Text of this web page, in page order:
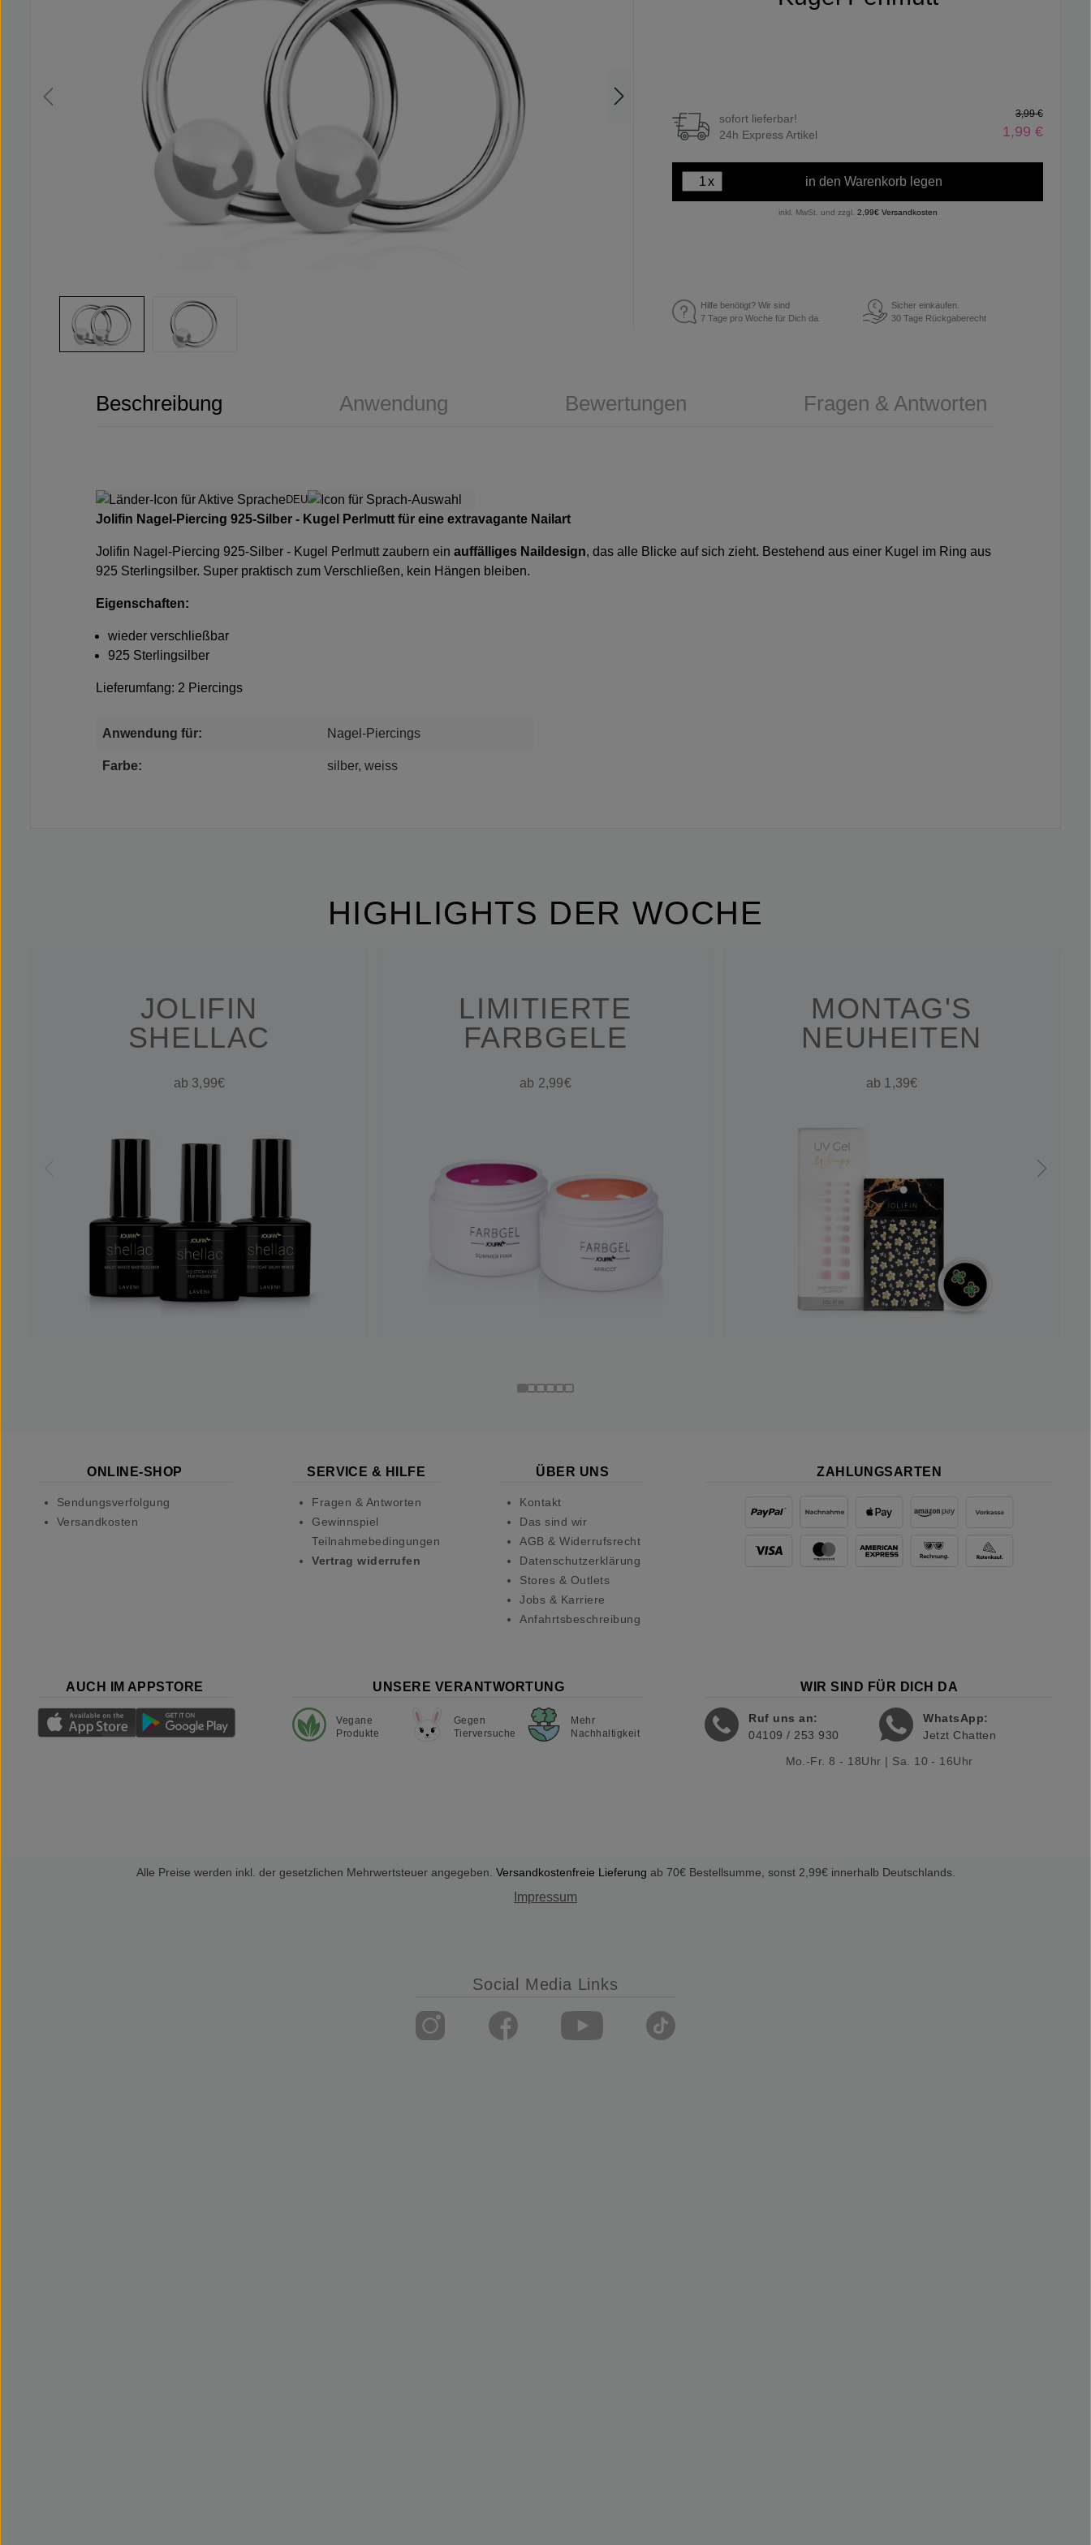
sofort lieferbar!
24h Express Artikel
1,99 €
3,99 €
x in den Warenkorb legen
inkl. MwSt. und zzgl. 2,99€ Versandkosten
Hilfe benötigt? Wir sind
7 Tage pro Woche für Dich da.
€
Sicher einkaufen.
30 Tage Rückgaberecht
Beschreibung Anwendung Bewertungen Fragen & Antworten
DEU
Jolifin Nagel-Piercing 925-Silber - Kugel Perlmutt für eine extravagante Nailart
Jolifin Nagel-Piercing 925-Silber - Kugel Perlmutt zaubern ein auffälliges Naildesign, das alle Blicke auf sich zieht. Bestehend aus einer Kugel im Ring aus
925 Sterlingsilber. Super praktisch zum Verschließen, kein Hängen bleiben.
Eigenschaften:
wieder verschließbar
925 Sterlingsilber
Lieferumfang: 2 Piercings
Anwendung für: Nagel-Piercings
Farbe: silber, weiss
HIGHLIGHTS DER WOCHE
JOLIFIN
SHELLAC
ab 3,99€
LIMITIERTE
FARBGELE
ab 2,99€
MONTAG'S
NEUHEITEN
ab 1,39€
ONLINE-SHOP
Sendungsverfolgung
Versandkosten
SERVICE & HILFE
Fragen & Antworten
Gewinnspiel
Teilnahmebedingungen
Vertrag widerrufen
ÜBER UNS
Kontakt
Das sind wir
AGB & Widerrufsrecht
Datenschutzerklärung
Stores & Outlets
Jobs & Karriere
Anfahrtsbeschreibung
ZAHLUNGSARTEN
AUCH IM APPSTORE UNSERE VERANTWORTUNG
Vegane
Produkte
Gegen
Tierversuche
Mehr
Nachhaltigkeit
WIR SIND FÜR DICH DA
Ruf uns an:
04109 / 253 930
WhatsApp:
Jetzt Chatten
Mo.-Fr. 8 - 18Uhr | Sa. 10 - 16Uhr
Alle Preise werden inkl. der gesetzlichen Mehrwertsteuer angegeben. Versandkostenfreie Lieferung ab 70€ Bestellsumme, sonst 2,99€ innerhalb Deutschlands.
Impressum
Social Media Links